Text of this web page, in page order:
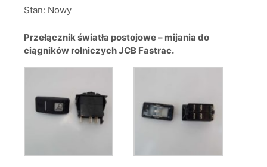
Stan: Nowy
Przełącznik światła postojowe – mijania do
ciągników rolniczych JCB Fastrac.